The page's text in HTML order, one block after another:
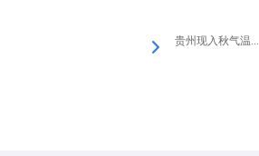
贵州现入秋气温...